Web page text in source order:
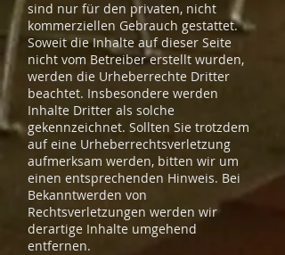
sind nur für den privaten, nicht
kommerziellen Gebrauch gestattet.
Soweit die Inhalte auf dieser Seite
nicht vom Betreiber erstellt wurden,
werden die Urheberrechte Dritter
beachtet. Insbesondere werden
Inhalte Dritter als solche
gekennzeichnet. Sollten Sie trotzdem
auf eine Urheberrechtsverletzung
aufmerksam werden, bitten wir um
einen entsprechenden Hinweis. Bei
Bekanntwerden von
Rechtsverletzungen werden wir
derartige Inhalte umgehend
entfernen.